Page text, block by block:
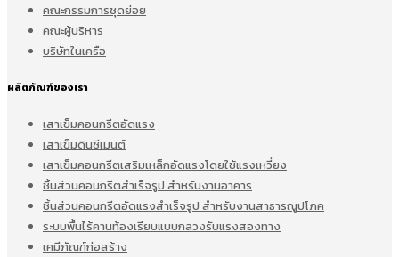
คณะกรรมการชุดย่อย
คณะผู้บริหาร
บริษัทในเครือ
ผลิตภัณฑ์ของเรา
เสาเข็มคอนกรีตอัดแรง
เสาเข็มดินซีเมนต์
เสาเข็มคอนกรีตเสริมเหล็กอัดแรงโดยใช้แรงเหวี่ยง
ชิ้นส่วนคอนกรีตสำเร็จรูป สำหรับงานอาคาร
ชิ้นส่วนคอนกรีตอัดแรงสำเร็จรูป สำหรับงานสาธารณูปโภค
ระบบพื้นไร้คานท้องเรียบแบบกลวงรับแรงสองทาง
เคมีภัณฑ์ก่อสร้าง